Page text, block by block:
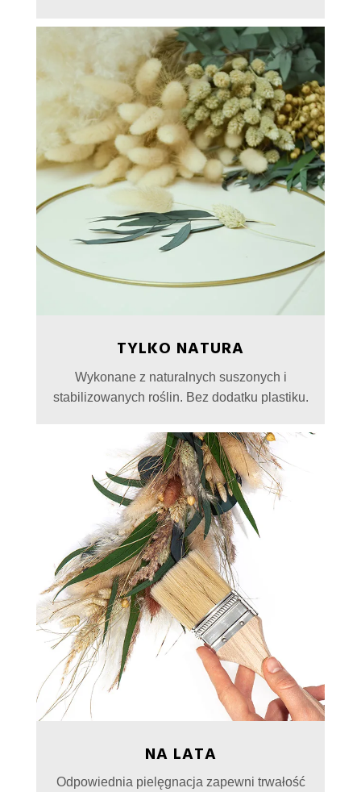
TYLKO NATURA
Wykonane z naturalnych suszonych i
stabilizowanych roślin. Bez dodatku plastiku.
NA LATA
Odpowiednia pielęgnacja zapewni trwałość